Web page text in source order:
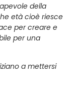
della
età cioè riesce
per creare e
per una
a mettersi